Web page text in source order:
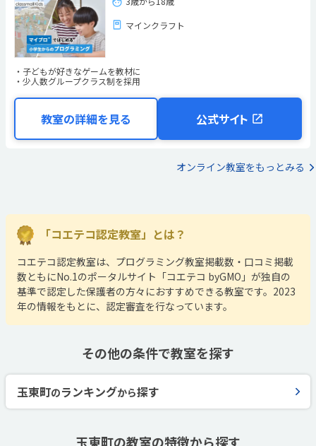
マインクラフト
子どもが好きなゲームを教材に
少人数グループクラス制を採用
教室の詳細を見る 公式サイト
オンライン教室をもっとみる
「コエテコ認定教室」とは？
コエテコ認定教室は、プログラミング教室掲載数・口コミ掲載
数ともにNo.1のポータルサイト「コエテコ byGMO」が独自の
基準で認定した保護者の方々におすすめできる教室です。2023
年の情報をもとに、認定審査を行なっています。
その他の条件で教室を探す
玉東町のランキングから探す
玉東町の教室の特徴から探す